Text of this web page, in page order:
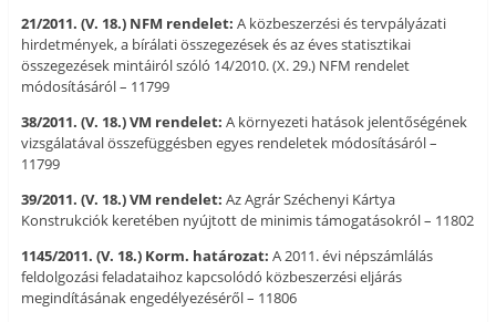
21/2011. (V. 18.) NFM rendelet: A közbeszerzési és tervpályázati
hirdetmények, a bírálati összegezések és az éves statisztikai
összegezések mintáiról szóló 14/2010. (X. 29.) NFM rendelet
módosításáról – 11799
38/2011. (V. 18.) VM rendelet: A környezeti hatások jelentőségének
vizsgálatával összefüggésben egyes rendeletek módosításáról –
11799
39/2011. (V. 18.) VM rendelet: Az Agrár Széchenyi Kártya
Konstrukciók keretében nyújtott de minimis támogatásokról – 11802
1145/2011. (V. 18.) Korm. határozat: A 2011. évi népszámlálás
feldolgozási feladataihoz kapcsolódó közbeszerzési eljárás
megindításának engedélyezéséről – 11806